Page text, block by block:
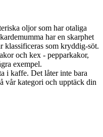
oljor som har otaliga
har en skarphet
klassificeras som kryddig-söt.
och kex - pepparkakor,
exempel.
i kaffe. Det låter inte bara
vår kategori och upptäck din